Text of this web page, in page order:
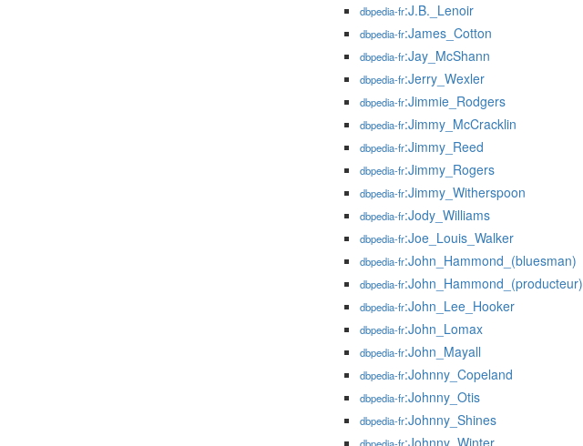
dbpedia-fr:J.B._Lenoir
dbpedia-fr:James_Cotton
dbpedia-fr:Jay_McShann
dbpedia-fr:Jerry_Wexler
dbpedia-fr:Jimmie_Rodgers
dbpedia-fr:Jimmy_McCracklin
dbpedia-fr:Jimmy_Reed
dbpedia-fr:Jimmy_Rogers
dbpedia-fr:Jimmy_Witherspoon
dbpedia-fr:Jody_Williams
dbpedia-fr:Joe_Louis_Walker
dbpedia-fr:John_Hammond_(bluesman)
dbpedia-fr:John_Hammond_(producteur)
dbpedia-fr:John_Lee_Hooker
dbpedia-fr:John_Lomax
dbpedia-fr:John_Mayall
dbpedia-fr:Johnny_Copeland
dbpedia-fr:Johnny_Otis
dbpedia-fr:Johnny_Shines
:Johnny_Winter